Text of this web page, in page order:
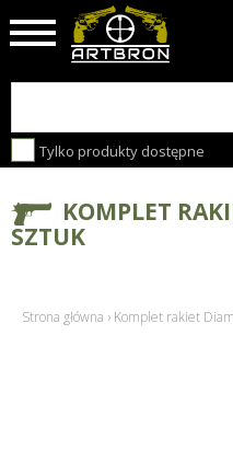
Tylko produkty dostępne
KOMPLET
SZTUK
Strona główna › Komplet rakiet